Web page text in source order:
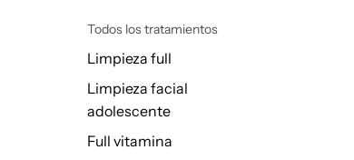
Todos los tratamientos
Limpieza full
Limpieza facial
adolescente
Full vitamina